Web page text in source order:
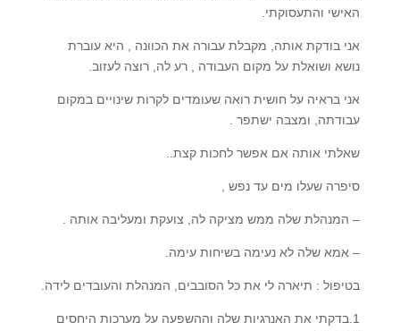
האישי והתעסוקתי.
אני בודקת אותה, מקבלת עבורה את הכוונה , היא עוברת
נושא ושואלת על מקום העבודה , רע לה, רוצה לעזוב.
אני בראיה על חושית רואה שעומדים לקרות שינויים במקום
עבודתה, ומצבה ישתפר .
שאלתי אותה אם אפשר לחכות קצת..
סיפרה שעלו מים עד נפש ,
– המנהלת שלה ממש מציקה לה, צועקת ומעליבה אותה .
– אמא שלה לא נעימה בשיחות עימה.
בטיפול : תיארה לי את כל הסובבים, המנהלת והעובדים לידה.
1.בדקתי את האנרגיות שלה וההשפעה על מערכות היחסים